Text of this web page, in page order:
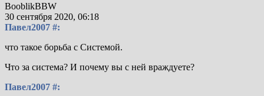
BooblikBBW
30 сентября 2020, 06:18
Павел2007 #:
что такое борьба с Системой.
Что за система? И почему вы с ней враждуете?
Павел2007 #: